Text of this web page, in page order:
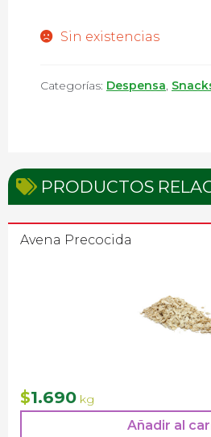
Sin existencias
Categorías: Despensa,
PRODUCTOS
Avena Precocida
$1.690 kg
Añadir al